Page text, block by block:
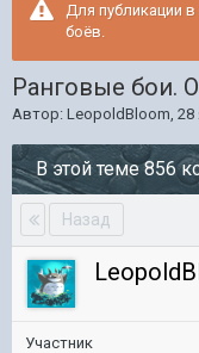
Для публикации
боёв.
Ранговые бои.
Автор: LeopoldBloom, 28
В этой теме 856
Назад
Участник